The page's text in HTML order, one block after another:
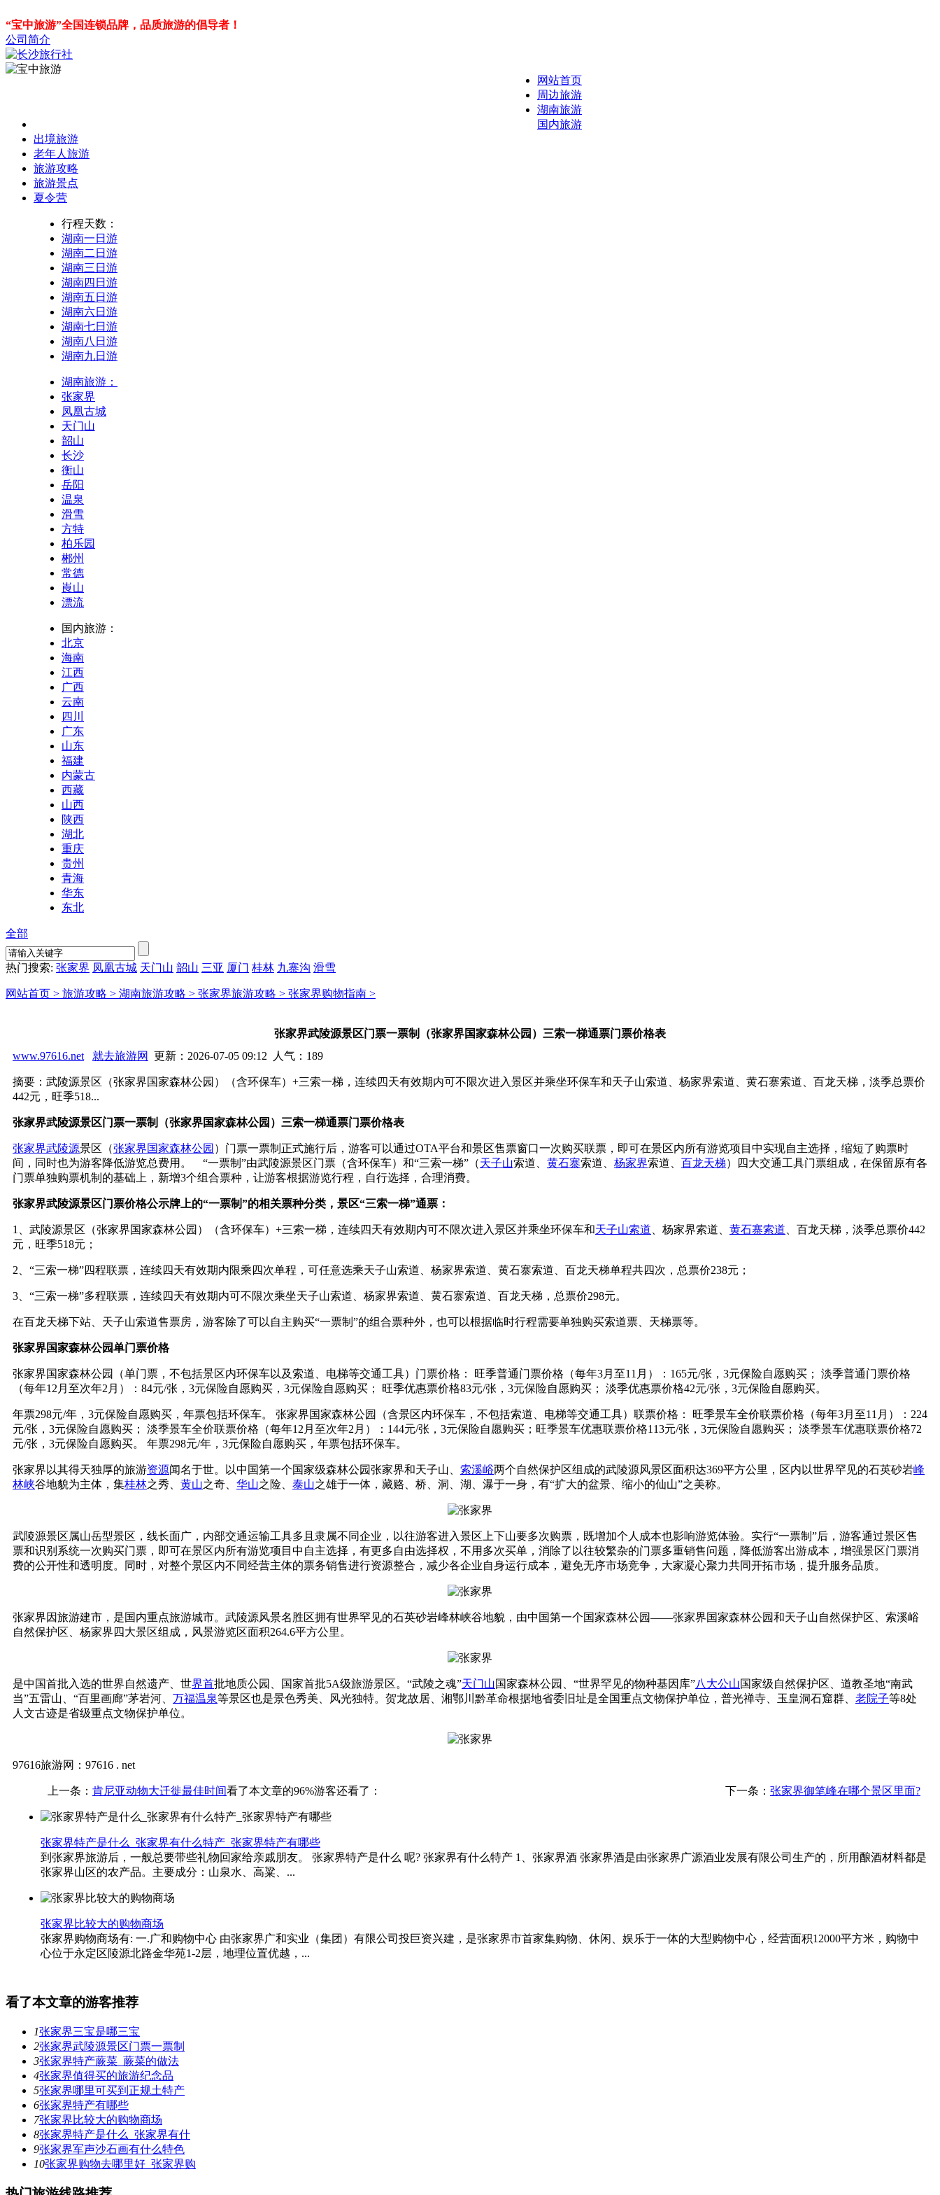
“宝中旅游”全国连锁品牌，品质旅游的倡导者！
公司简介
网站首页
周边旅游
湖南旅游
国内旅游
出境旅游
老年人旅游
旅游攻略
旅游景点
夏令营
行程天数：
湖南一日游
湖南二日游
湖南三日游
湖南四日游
湖南五日游
湖南六日游
湖南七日游
湖南八日游
湖南九日游
湖南旅游：
张家界
凤凰古城
天门山
韶山
长沙
衡山
岳阳
温泉
滑雪
方特
柏乐园
郴州
常德
崀山
漂流
国内旅游：
北京
海南
江西
广西
云南
四川
广东
山东
福建
内蒙古
西藏
山西
陕西
湖北
重庆
贵州
青海
华东
东北
全部
热门搜索: 张家界 凤凰古城 天门山 韶山 三亚 厦门 桂林 九寨沟 滑雪
网站首页 > 旅游攻略 > 湖南旅游攻略 > 张家界旅游攻略 > 张家界购物指南 >
张家界武陵源景区门票一票制（张家界国家森林公园）三索一梯通票门票价格表
www.97616.net
就去旅游网 更新：2026-07-05 09:12 人气： 189
摘要：武陵源景区（张家界国家森林公园）（含环保车）+三索一梯，连续四天有效期内可不限次进入景区并乘坐环保车和天子山索道、杨家界索道、黄石寨索道、百龙天梯，淡季总票价
442元，旺季518...
张家界武陵源景区门票一票制（张家界国家森林公园）三索一梯通票门票价格表
张家界武陵源景区（张家界国家森林公园 ）门票一票制正式施行后，游客可以通过OTA平台和景区售票窗口一次购买联票，即可在景区内所有游览项目中实现自主选择，缩短了购票时
间，同时也为游客降低游览总费用。 “一票制”由武陵源景区门票（含环保车）和“三索一梯”（天子山索道、 黄石寨索道、 杨家界索道、 百龙天梯）四大交通工具门票组成，在保留原有各
门票单独购票机制的基础上，新增3个组合票种，让游客根据游览行程，自行选择，合理消费。
张家界武陵源景区门票价格公示牌上的“一票制”的相关票种分类，景区“三索一梯”通票：
1、武陵源景区（张家界国家森林公园）（含环保车）+三索一梯，连续四天有效期内可不限次进入景区并乘坐环保车和天子山索道 、杨家界索道、 黄石寨索道 、百龙天梯，淡季总票价442
元，旺季518元；
2、“三索一梯”四程联票，连续四天有效期内限乘四次单程，可任意选乘天子山索道、杨家界索道、黄石寨索道、百龙天梯单程共四次，总票价238元；
3、“三索一梯”多程联票，连续四天有效期内可不限次乘坐天子山索道、杨家界索道、黄石寨索道、百龙天梯，总票价298元。
在百龙天梯下站、天子山索道售票房，游客除了可以自主购买“一票制”的组合票种外，也可以根据临时行程需要单独购买索道票、天梯票等。
张家界国家森林公园单门票价格
张家界国家森林公园（单门票，不包括景区内环保车以及索道、电梯等交通工具）门票价格： 旺季普通门票价格（每年3月至11月）：165元/张，3元保险自愿购买； 淡季普通门票价格
（每年12月至次年2月）：84元/张，3元保险自愿购买，3元保险自愿购买； 旺季优惠票价格83元/张，3元保险自愿购买； 淡季优惠票价格42元/张，3元保险自愿购买。
年票298元/年，3元保险自愿购买，年票包括环保车。 张家界国家森林公园（含景区内环保车，不包括索道、电梯等交通工具）联票价格： 旺季景车全价联票价格（每年3月至11月）：224
元/张，3元保险自愿购买； 淡季景车全价联票价格（每年12月至次年2月）：144元/张，3元保险自愿购买；旺季景车优惠联票价格113元/张，3元保险自愿购买； 淡季景车优惠联票价格72
元/张，3元保险自愿购买。 年票298元/年，3元保险自愿购买，年票包括环保车。
张家界以其得天独厚的旅游资源闻名于世。以中国第一个国家级森林公园张家界和天子山、 索溪峪两个自然保护区组成的武陵源风景区面积达369平方公里，区内以世界罕见的石英砂岩峰
林峡谷地貌为主体，集桂林之秀、 黄山之奇、 华山之险、 泰山之雄于一体，藏赂、桥、洞、湖、瀑于一身，有“扩大的盆景、缩小的仙山”之美称。
武陵源景区属山岳型景区，线长面广，内部交通运输工具多且隶属不同企业，以往游客进入景区上下山要多次购票，既增加个人成本也影响游览体验。实行“一票制”后，游客通过景区售
票和识别系统一次购买门票，即可在景区内所有游览项目中自主选择，有更多自由选择权，不用多次买单，消除了以往较繁杂的门票多重销售问题，降低游客出游成本，增强景区门票消
费的公开性和透明度。同时，对整个景区内不同经营主体的票务销售进行资源整合，减少各企业自身运行成本，避免无序市场竞争，大家凝心聚力共同开拓市场，提升服务品质。
张家界因旅游建市，是国内重点旅游城市。武陵源风景名胜区拥有世界罕见的石英砂岩峰林峡谷地貌，由中国第一个国家森林公园——张家界国家森林公园和天子山自然保护区、索溪峪
自然保护区、杨家界四大景区组成，风景游览区面积264.6平方公里。
是中国首批入选的世界自然遗产、世界首批地质公园、国家首批5A级旅游景区。“武陵之魂”天门山国家森林公园、“世界罕见的物种基因库”八大公山国家级自然保护区、道教圣地“南武
当”五雷山、“百里画廊”茅岩河、 万福温泉等景区也是景色秀美、风光独特。贺龙故居、湘鄂川黔革命根据地省委旧址是全国重点文物保护单位，普光禅寺、玉皇洞石窟群、 老院子等8处
人文古迹是省级重点文物保护单位。
97616旅游网：97616 . net
上一条： 肯尼亚动物大迁徙最佳时间 下一条： 张家界御笔峰在哪个景区里面?
看了本文章的96%游客还看了：
张家界特产是什么_张家界有什么特产_张家界特产有哪些
到张家界旅游后，一般总要带些礼物回家给亲戚朋友。 张家界特产是什么 呢? 张家界有什么特产 1、张家界酒 张家界酒是由张家界广源酒业发展有限公司生产的，所用酿酒材料都是
张家界山区的农产品。主要成分：山泉水、高粱、...
张家界比较大的购物商场
张家界购物商场有: 一.广和购物中心 由张家界广和实业（集团）有限公司投巨资兴建，是张家界市首家集购物、休闲、娱乐于一体的大型购物中心，经营面积12000平方米，购物中
心位于永定区陵源北路金华苑1-2层，地理位置优越，...
看了本文章的游客推荐
1张家界三宝是哪三宝
2张家界武陵源景区门票一票制
3张家界特产蕨菜_蕨菜的做法
4张家界值得买的旅游纪念品
5张家界哪里可买到正规土特产
6张家界特产有哪些
7张家界比较大的购物商场
8张家界特产是什么_张家界有什
9张家界军声沙石画有什么特色
10张家界购物去哪里好_张家界购